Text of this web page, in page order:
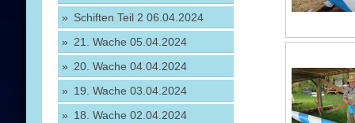
Schiften Teil 2 06.04.2024
21. Wache 05.04.2024
20. Wache 04.04.2024
19. Wache 03.04.2024
18. Wache 02.04.2024